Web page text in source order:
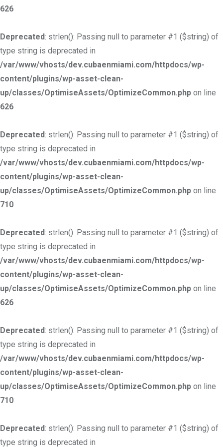
626
Deprecated: strlen(): Passing null to parameter #1 ($string) of
type string is deprecated in
/var/www/vhosts/dev.cubaenmiami.com/httpdocs/wp-
content/plugins/wp-asset-clean-
up/classes/OptimiseAssets/OptimizeCommon.php on line
626
Deprecated: strlen(): Passing null to parameter #1 ($string) of
type string is deprecated in
/var/www/vhosts/dev.cubaenmiami.com/httpdocs/wp-
content/plugins/wp-asset-clean-
up/classes/OptimiseAssets/OptimizeCommon.php on line
710
Deprecated: strlen(): Passing null to parameter #1 ($string) of
type string is deprecated in
/var/www/vhosts/dev.cubaenmiami.com/httpdocs/wp-
content/plugins/wp-asset-clean-
up/classes/OptimiseAssets/OptimizeCommon.php on line
626
Deprecated: strlen(): Passing null to parameter #1 ($string) of
type string is deprecated in
/var/www/vhosts/dev.cubaenmiami.com/httpdocs/wp-
content/plugins/wp-asset-clean-
up/classes/OptimiseAssets/OptimizeCommon.php on line
710
Deprecated: strlen(): Passing null to parameter #1 ($string) of
type string is deprecated in